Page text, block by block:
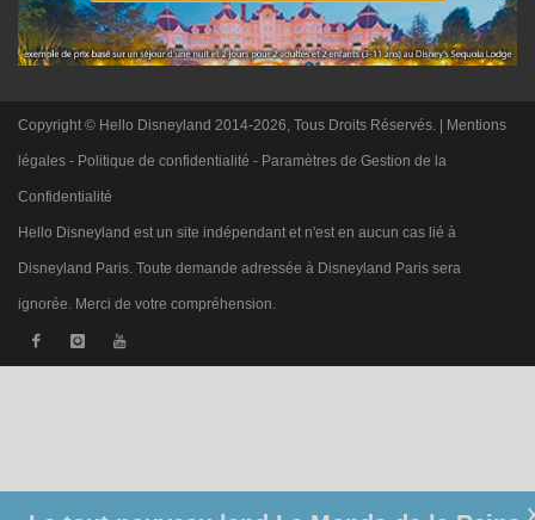
Copyright © Hello Disneyland 2014-2026, Tous Droits Réservés. | Mentions
légales - Politique de confidentialité - Paramètres de Gestion de la
Confidentialité
Hello Disneyland est un site indépendant et n'est en aucun cas lié à
Disneyland Paris. Toute demande adressée à Disneyland Paris sera
ignorée. Merci de votre compréhension.